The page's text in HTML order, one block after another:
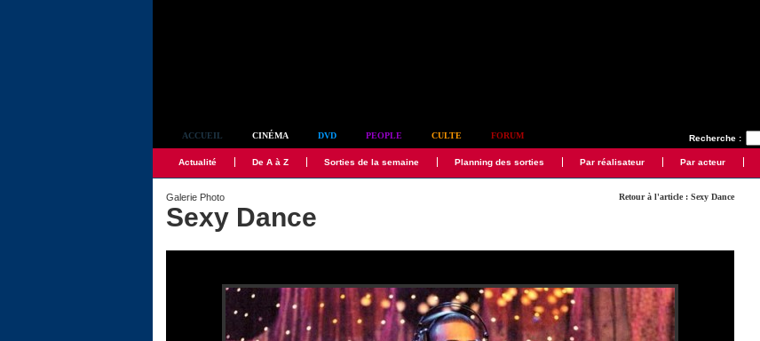
Recherche :
ACCUEIL CINÉMA DVD PEOPLE CULTE FORUM
Actualité De A à Z Sorties de la semaine Planning des sorties Par réalisateur Par acteur
Retour à l'article : Sexy Dance
Galerie Photo
Sexy Dance